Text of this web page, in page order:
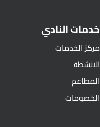
خدمات النادي
مركز الخدمات
الانشطة
المطاعم
الخصومات